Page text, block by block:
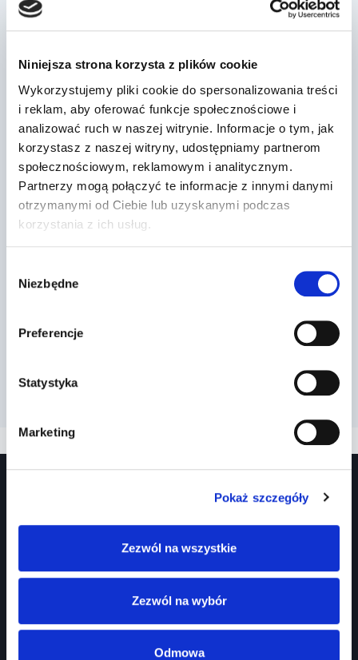
Niniejsza strona korzysta z plików cookie
Wykorzystujemy pliki cookie do spersonalizowania treści
i reklam, aby oferować funkcje społecznościowe i
analizować ruch w naszej witrynie. Informacje o tym, jak
korzystasz z naszej witryny, udostępniamy partnerom
społecznościowym, reklamowym i analitycznym.
Partnerzy mogą połączyć te informacje z innymi danymi
otrzymanymi od Ciebie lub uzyskanymi podczas
korzystania z ich usług.
zgody
Niezbędne
Preferencje
Statystyka
Marketing
Pokaż szczegóły
Zezwól na wszystkie
Zezwól na wybór
Odmowa
Wózek rowerowy
Kurs Teorii Prawo Jazdy przez Internet?